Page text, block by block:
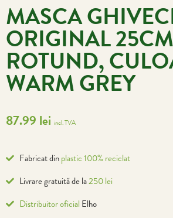
MASCA
ORIGINAL 25CM
ROTUND,
WARM GREY
87.99 lei incl. TVA
Fabricat dinplastic 100% reciclat
Livrare gratuită de la250 lei
Distribuitor oficial Elho